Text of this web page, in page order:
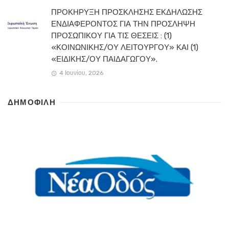
ΠΡΟΚΗΡΥΞΗ ΠΡΟΣΚΛΗΣΗΣ ΕΚΔΗΛΩΣΗΣ
ΕΝΔΙΑΦΕΡΟΝΤΟΣ ΓΙΑ ΤΗΝ ΠΡΟΣΛΗΨΗ
ΠΡΟΣΩΠΙΚΟΥ ΓΙΑ ΤΙΣ ΘΕΣΕΙΣ : (1)
«ΚΟΙΝΩΝΙΚΗΣ/ΟΥ ΛΕΙΤΟΥΡΓΟΥ» ΚΑΙ (1)
«ΕΙΔΙΚΗΣ/ΟΥ ΠΑΙΔΑΓΩΓΟΥ».
4 Ιουνίου, 2026
ΔΗΜΟΦΙΛΗ